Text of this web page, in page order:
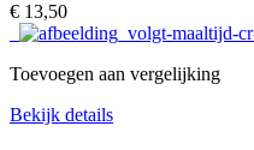
€ 13,50‎
Toevoegen aan vergelijking
Bekijk details